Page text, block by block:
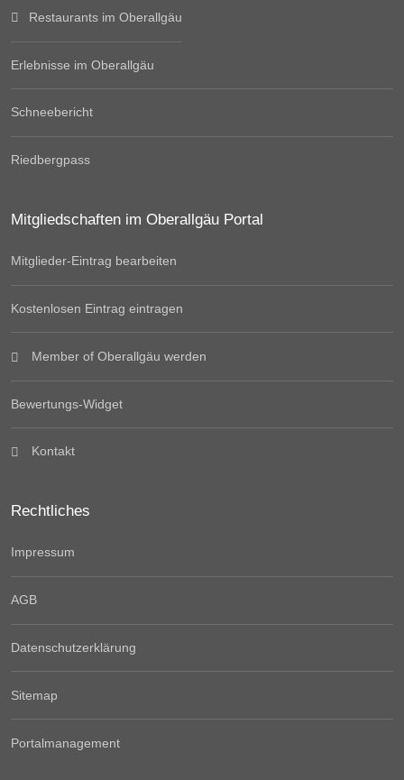
Restaurants im Oberallgäu
Erlebnisse im Oberallgäu
Schneebericht
Riedbergpass
Mitgliedschaften im Oberallgäu Portal
Mitglieder-Eintrag bearbeiten
Kostenlosen Eintrag eintragen
Member of Oberallgäu werden
Bewertungs-Widget
Kontakt
Rechtliches
Impressum
AGB
Datenschutzerklärung
Sitemap
Portalmanagement